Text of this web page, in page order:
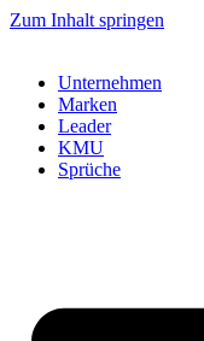
Zum Inhalt springen
Unternehmen
Marken
Leader
KMU
Sprüche